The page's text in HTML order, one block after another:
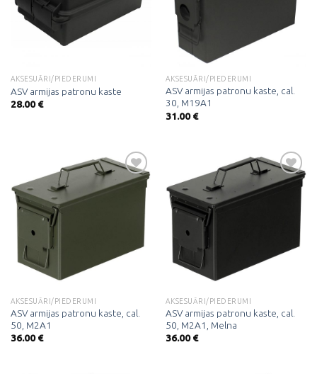
sarakstam
AKSESUĀRI/PIEDERUMI
ASV armijas patronu kaste
28.00€
sarakstam
AKSESUĀRI/PIEDERUMI
ASV armijas patronu kaste, cal.
30, M19A1
31.00€
Pievienot
AKSESUĀRI/PIEDERUMI
ASV armijas patronu kaste, cal.
50, M2A1
36.00€
AKSESUĀRI/PIEDERUMI
ASV armijas patronu kaste, cal.
50, M2A1, Melna
36.00€